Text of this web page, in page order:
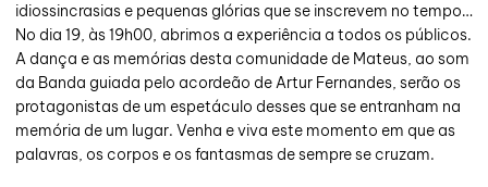
idiossincrasias e pequenas glórias que se inscrevem no tempo…
No dia 19, às 19h00, abrimos a experiência a todos os públicos.
A dança e as memórias desta comunidade de Mateus, ao som
da Banda guiada pelo acordeão de Artur Fernandes, serão os
protagonistas de um espetáculo desses que se entranham na
memória de um lugar. Venha e viva este momento em que as
palavras, os corpos e os fantasmas de sempre se cruzam.